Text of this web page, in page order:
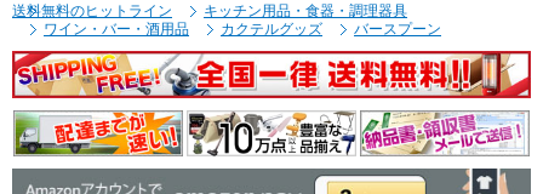
送料無料のヒットライン
キッチン用品・食器・調理器具
ワイン・バー・酒用品
カクテルグッズ バースプーン